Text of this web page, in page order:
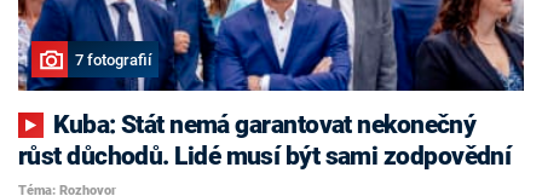
7 fotografií
růst důchodů. Lidé musí být sami zodpovědní
Téma: Rozhovor